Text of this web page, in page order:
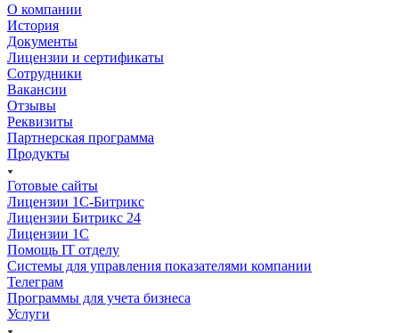
О компании
История
Документы
Лицензии и сертификаты
Сотрудники
Вакансии
Отзывы
Реквизиты
Партнерская программа
Продукты
Готовые сайты
Лицензии 1С-Битрикс
Лицензии Битрикс 24
Лицензии 1С
Помощь IT отделу
Системы для управления показателями компании
Телеграм
Программы для учета бизнеса
Услуги